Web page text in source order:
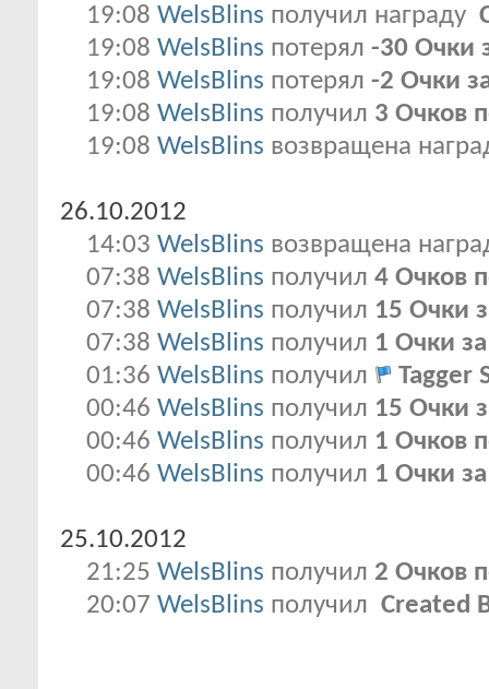
19:08 WelsBlins получил награду
19:08 WelsBlins потерял -30 Очки
19:08 WelsBlins потерял -2 Очки
19:08 WelsBlins получил 3 Очков
19:08 WelsBlins возвращена
26.10.2012
14:03 WelsBlins возвращена
07:38 WelsBlins получил 4 Очков
07:38 WelsBlins получил 15 Очки
07:38 WelsBlins получил 1 Очки
01:36 WelsBlins получил
Tagger
00:46 WelsBlins получил 15 Очки
00:46 WelsBlins получил 1 Очков
00:46 WelsBlins получил 1 Очки
25.10.2012
21:25 WelsBlins получил 2 Очков
20:07 WelsBlins получил Created